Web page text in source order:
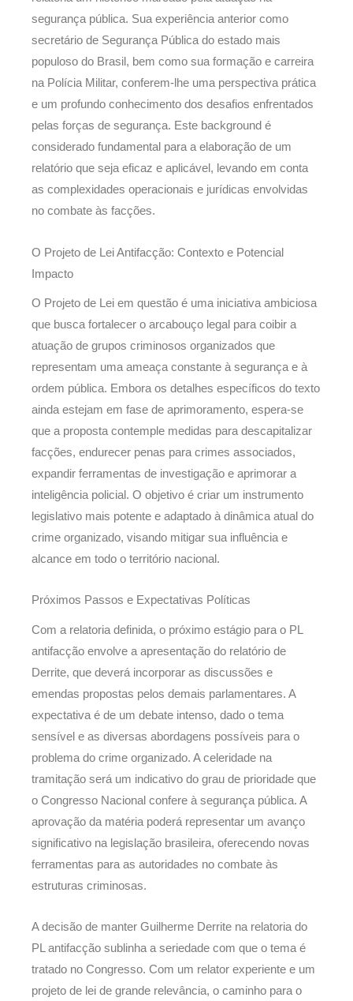
segurança pública. Sua experiência anterior como
secretário de Segurança Pública do estado mais
populoso do Brasil, bem como sua formação e carreira
na Polícia Militar, conferem-lhe uma perspectiva prática
e um profundo conhecimento dos desafios enfrentados
pelas forças de segurança. Este background é
considerado fundamental para a elaboração de um
relatório que seja eficaz e aplicável, levando em conta
as complexidades operacionais e jurídicas envolvidas
no combate às facções.
O Projeto de Lei Antifacção: Contexto e Potencial
Impacto
O Projeto de Lei em questão é uma iniciativa ambiciosa
que busca fortalecer o arcabouço legal para coibir a
atuação de grupos criminosos organizados que
representam uma ameaça constante à segurança e à
ordem pública. Embora os detalhes específicos do texto
ainda estejam em fase de aprimoramento, espera-se
que a proposta contemple medidas para descapitalizar
facções, endurecer penas para crimes associados,
expandir ferramentas de investigação e aprimorar a
inteligência policial. O objetivo é criar um instrumento
legislativo mais potente e adaptado à dinâmica atual do
crime organizado, visando mitigar sua influência e
alcance em todo o território nacional.
Próximos Passos e Expectativas Políticas
Com a relatoria definida, o próximo estágio para o PL
antifacção envolve a apresentação do relatório de
Derrite, que deverá incorporar as discussões e
emendas propostas pelos demais parlamentares. A
expectativa é de um debate intenso, dado o tema
sensível e as diversas abordagens possíveis para o
problema do crime organizado. A celeridade na
tramitação será um indicativo do grau de prioridade que
o Congresso Nacional confere à segurança pública. A
aprovação da matéria poderá representar um avanço
significativo na legislação brasileira, oferecendo novas
ferramentas para as autoridades no combate às
estruturas criminosas.
A decisão de manter Guilherme Derrite na relatoria do
PL antifacção sublinha a seriedade com que o tema é
tratado no Congresso. Com um relator experiente e um
projeto de lei de grande relevância, o caminho para o